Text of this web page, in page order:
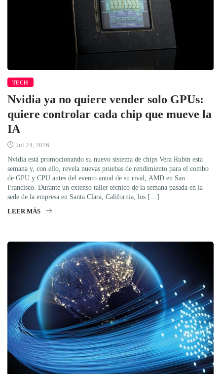
TECH
Nvidia ya no quiere vender solo GPUs:
quiere controlar cada chip que mueve la
IA
Jul 24, 2026
Nvidia está promocionando su nuevo sistema de chips Vera Rubin esta
semana y, con ello, revela nuevas pruebas de rendimiento para el combo
de GPU y CPU antes del evento anual de su rival, AMD en San
Francisco. Durante un extenso taller técnico de la semana pasada en la
sede de la empresa en Santa Clara, California, los […]
LEER MÁS